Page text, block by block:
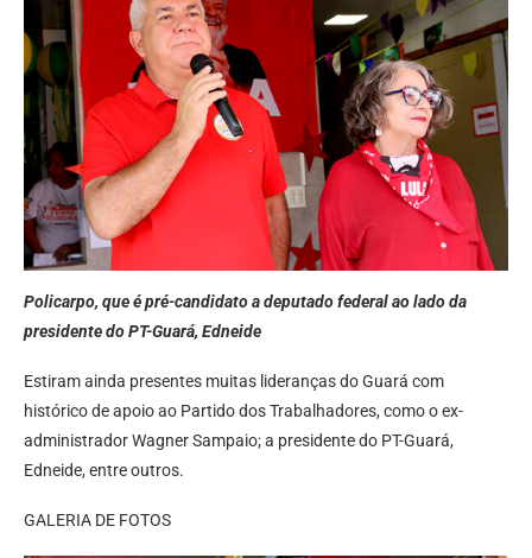
Policarpo, que é pré-candidato a deputado federal ao lado da
presidente do PT-Guará, Edneide
Estiram ainda presentes muitas lideranças do Guará com
histórico de apoio ao Partido dos Trabalhadores, como o ex-
administrador Wagner Sampaio; a presidente do PT-Guará,
Edneide, entre outros.
GALERIA DE FOTOS